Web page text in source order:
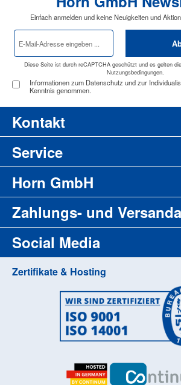
Einfach anmelden und keine Neuigkeiten und
E-
Mail-
*
Diese Seite ist durch reCAPTCHA geschützt und es gelten die
Nutzungsbedingungen.
Informationen zum Datenschutz und zur
Kenntnis genommen.
Kontakt
Service
Horn GmbH
Zahlungs- und
Social Media
Zertifikate & Hosting